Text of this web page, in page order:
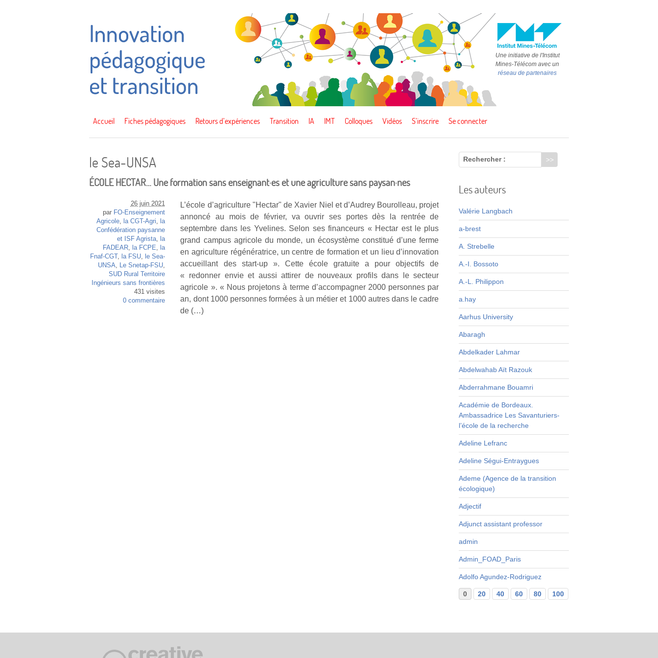
Une initiative de l'Institut
Mines-Télécom avec un
réseau de partenaires
Accueil Fiches pédagogiques Retours d’expériences Transition IA IMT Colloques Vidéos S’inscrire Se connecter
le Sea-UNSA
ÉCOLE HECTAR… Une formation sans enseignant·es et une agriculture sans paysan·nes
L’école d’agriculture "Hectar" de Xavier Niel et d’Audrey Bourolleau, projet
annoncé au mois de février, va ouvrir ses portes dès la rentrée de
septembre dans les Yvelines. Selon ses financeurs « Hectar est le plus
grand campus agricole du monde, un écosystème constitué d’une ferme
en agriculture régénératrice, un centre de formation et un lieu d’innovation
accueillant des start-up ». Cette école gratuite a pour objectifs de
« redonner envie et aussi attirer de nouveaux profils dans le secteur
agricole ». « Nous projetons à terme d’accompagner 2000 personnes par
an, dont 1000 personnes formées à un métier et 1000 autres dans le cadre
de (…)
26 juin 2021
par FO-Enseignement
Agricole, la CGT-Agri
la
Confédération paysanne
et ISF Agrista,
la
FADEAR, la FCPE
la
Fnaf-CGT, la FSU,
le Sea-
UNSA
Le Snetap-FSU,
SUD Rural Territoire
Ingénieurs sans frontières
431 visites
0 commentaire
Rechercher :
Les auteurs
Valérie Langbach
a-brest
A. Strebelle
A.-I. Bossoto
A.-L. Philippon
a.hay
Aarhus University
Abaragh
Abdelkader Lahmar
Abdelwahab Aït Razouk
Abderrahmane Bouamri
Académie de Bordeaux.
Ambassadrice Les Savanturiers-
l’école de la recherche
Adeline Lefranc
Adeline Ségui-Entraygues
Ademe (Agence de la transition
écologique)
Adjectif
Adjunct assistant professor
admin
Admin_FOAD_Paris
Adolfo Agundez-Rodriguez
0 20 40 60 80 100